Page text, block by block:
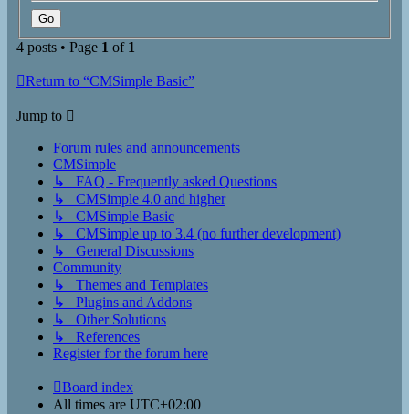
4 posts • Page 1 of 1
Return to “CMSimple Basic”
Jump to
Forum rules and announcements
CMSimple
↳ FAQ - Frequently asked Questions
↳ CMSimple 4.0 and higher
↳ CMSimple Basic
↳ CMSimple up to 3.4 (no further development)
↳ General Discussions
Community
↳ Themes and Templates
↳ Plugins and Addons
↳ Other Solutions
↳ References
Register for the forum here
Board index
All times are UTC+02:00